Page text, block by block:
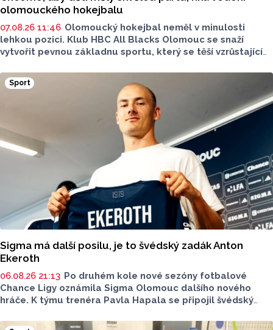
olomouckého hokejbalu
07.08.26 11:46 Olomoucký hokejbal neměl v minulosti
lehkou pozici. Klub HBC All Blacks Olomouc se snaží
vytvořit pevnou základnu sportu, který se těší vzrůstající
i ambice vybudovat vlastní zázemí - to je olomoucký
hokejbal. O tom, jak vznikal klub od nuly, proč je důležitější
kolektiv než výsledky a co podle nich dnes děti skutečně
motivuje ke sportu, promluvili v rozhovoru pro Report
předseda klubu a trenér mládeže Petr Hanák a trenér
přípravky Tomáš Martinek.
Sport
Sigma má další posilu, je to švédský zadák Anton
Ekeroth
06.08.26 21:13 Po druhém kole nové sezóny fotbalové
Chance Ligy oznámila Sigma Olomouc dalšího nového
hráče. K týmu trenéra Pavla Hapala se připojil švédský
z norského HamKamu. Sigma to uvedla na svém webu,